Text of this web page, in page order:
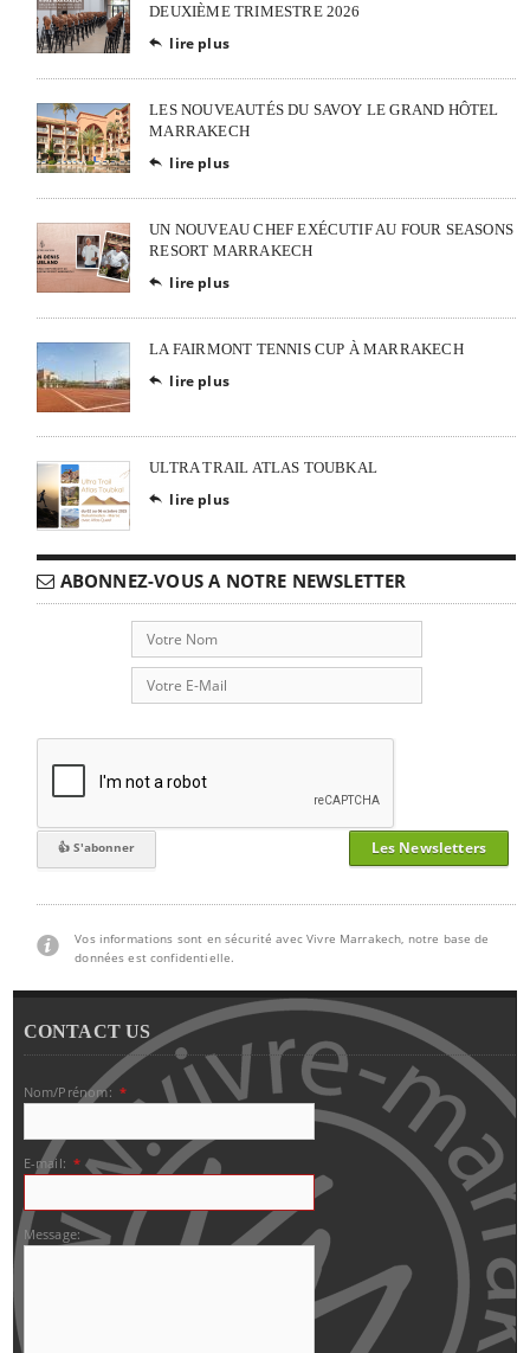
DEUXIÈME TRIMESTRE 2026
 lire plus
LES NOUVEAUTÉS DU SAVOY LE GRAND HÔTEL
MARRAKECH
 lire plus
UN NOUVEAU CHEF EXÉCUTIF AU FOUR SEASONS
RESORT MARRAKECH
 lire plus
LA FAIRMONT TENNIS CUP À MARRAKECH
 lire plus
ULTRA TRAIL ATLAS TOUBKAL
 lire plus
ABONNEZ-VOUS A NOTRE NEWSLETTER
Les Newsletters
Vos informations sont en sécurité avec Vivre Marrakech, notre base de
données est confidentielle.
CONTACT US
Nom/Prénom: *
E-mail: *
Message: